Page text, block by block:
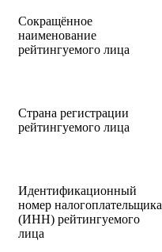
Сокращённое
наименование
рейтингуемого лица
Страна регистрации
рейтингуемого лица
Идентификационный
номер налогоплательщика
(ИНН) рейтингуемого
лица